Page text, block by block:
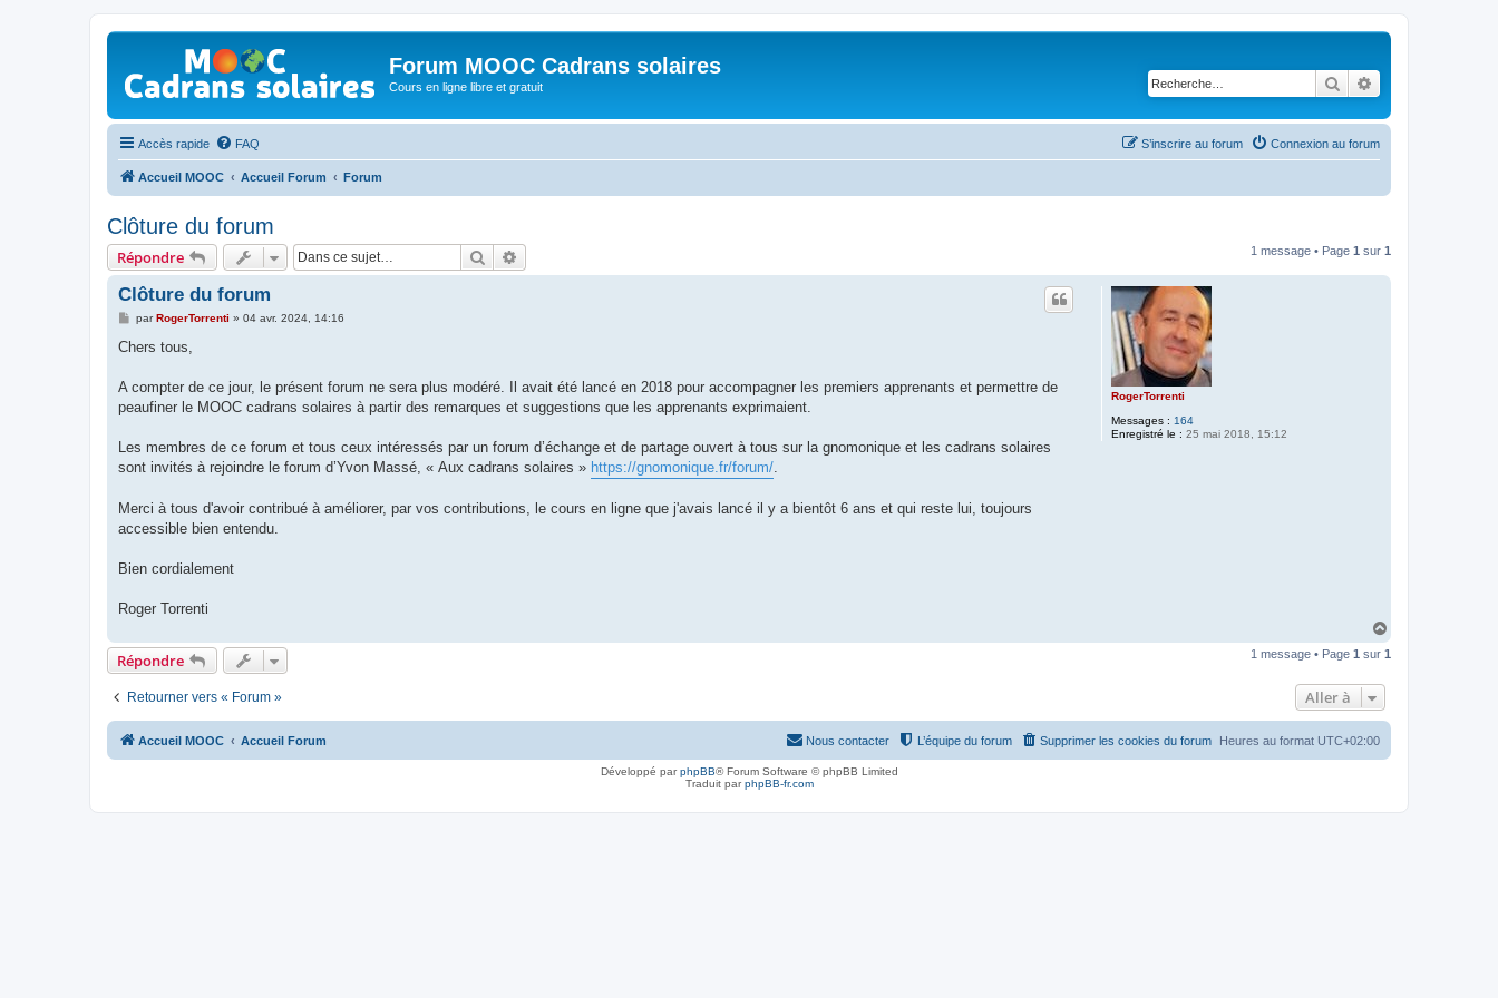
Forum MOOC Cadrans solaires
Cours en ligne libre et gratuit Rechercher
Accès rapide FAQ Connexion au forum
S’inscrire au forum
Accueil MOOC Accueil Forum Forum
Clôture du forum
Répondre Rechercher 1 message • Page 1 sur 1
RogerTorrenti
Messages : 164
Enregistré le : 25 mai 2018, 15:12
Clôture du forum
M
s
g
parRogerTorrenti » 04 avr. 2024, 14:16
Chers tous,
A compter de ce jour, le présent forum ne sera plus modéré. Il avait été lancé en 2018 pour accompagner les premiers apprenants et permettre de
peaufiner le MOOC cadrans solaires à partir des remarques et suggestions que les apprenants exprimaient.
Les membres de ce forum et tous ceux intéressés par un forum d’échange et de partage ouvert à tous sur la gnomonique et les cadrans solaires
sont invités à rejoindre le forum d’Yvon Massé, « Aux cadrans solaires » https://gnomonique.fr/forum/
Merci à tous d'avoir contribué à améliorer, par vos contributions, le cours en ligne que j'avais lancé il y a bientôt 6 ans et qui reste lui, toujours
accessible bien entendu.
Bien cordialement
Roger Torrenti
u
Répondre 1 message • Page 1 sur 1
Retourner vers « Forum » Aller à
Accueil MOOC Accueil Forum Heures au format UTC+02:00
Supprimer les cookies du forum
L’équipe du forum
Nous contacter
Développé parphpBB® Forum Software © phpBB Limited
Traduit parphpBB-fr.com